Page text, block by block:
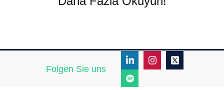
Folgen Sie uns